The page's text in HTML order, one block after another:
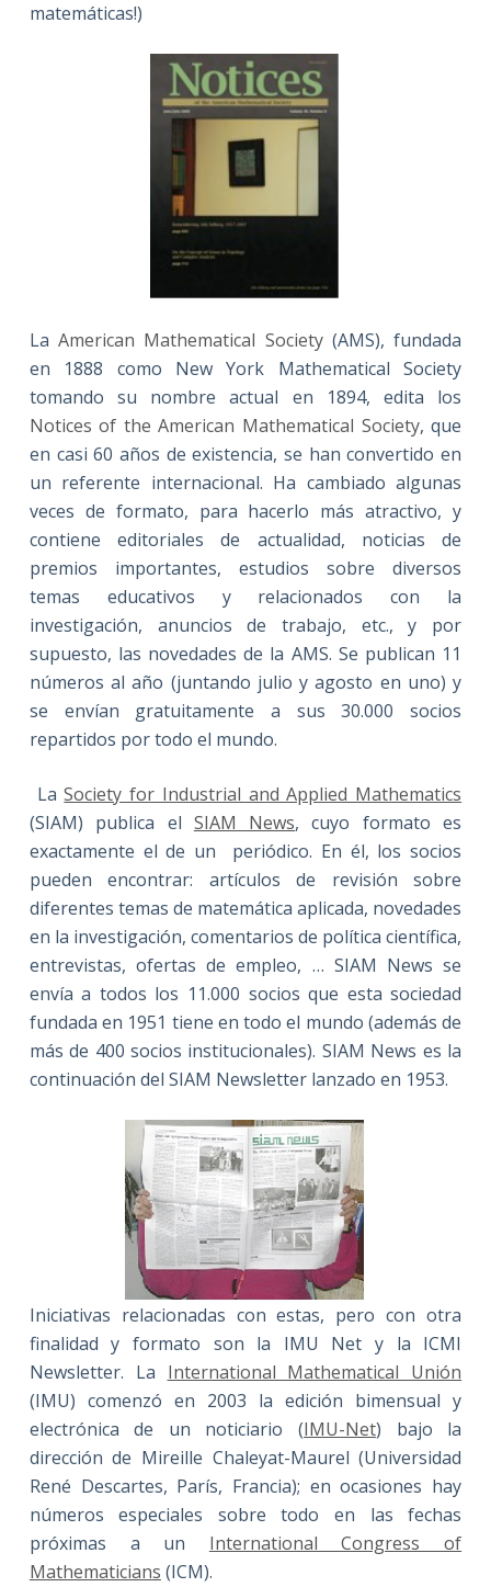
matemáticas!)
LaAmerican Mathematical Society(AMS), fundada
en 1888 como New York Mathematical Society
tomando su nombre actual en 1894, edita los
Notices of the American Mathematical Society, que
en casi 60 años de existencia, se han convertido en
un referente internacional. Ha cambiado algunas
veces de formato, para hacerlo más atractivo, y
contiene editoriales de actualidad, noticias de
premios importantes, estudios sobre diversos
temas educativos y relacionados con la
investigación, anuncios de trabajo, etc., y por
supuesto, las novedades de la AMS. Se publican 11
números al año (juntando julio y agosto en uno) y
se envían gratuitamente a sus 30.000 socios
repartidos por todo el mundo.
LaSociety for Industrial and Applied Mathematics
(SIAM) publica el SIAM News, cuyo formato es
exactamente el de un periódico. En él, los socios
pueden encontrar: artículos de revisión sobre
diferentes temas de matemática aplicada, novedades
en la investigación, comentarios de política científica,
entrevistas, ofertas de empleo, … SIAM News se
envía a todos los 11.000 socios que esta sociedad
fundada en 1951 tiene en todo el mundo (además de
más de 400 socios institucionales). SIAM News es la
continuación del SIAM Newsletter lanzado en 1953.
Iniciativas relacionadas con estas, pero con otra
finalidad y formato son la IMU Net y la ICMI
Newsletter. La International Mathematical Unión
(IMU) comenzó en 2003 la edición bimensual y
electrónica de un noticiario (IMU-Net) bajo la
dirección de Mireille Chaleyat-Maurel (Universidad
René Descartes, París, Francia); en ocasiones hay
números especiales sobre todo en las fechas
próximas a un International Congress of
Mathematicians (ICM).